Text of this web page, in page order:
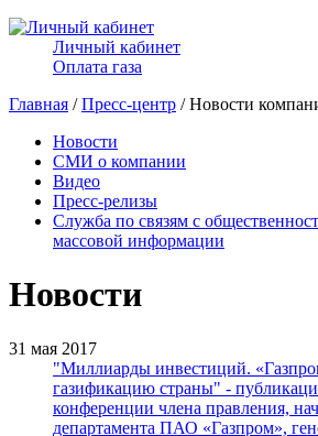
Личный кабинет
Оплата газа
Главная /Пресс-центр / Новости
Новости
СМИ о компании
Видео
Пресс-релизы
Служба по связям с
массовой информации
Новости
31 мая 2017
"Миллиарды инвестиций.
газификацию страны" -
конференции члена правления,
департамента ПАО «Газпром»,